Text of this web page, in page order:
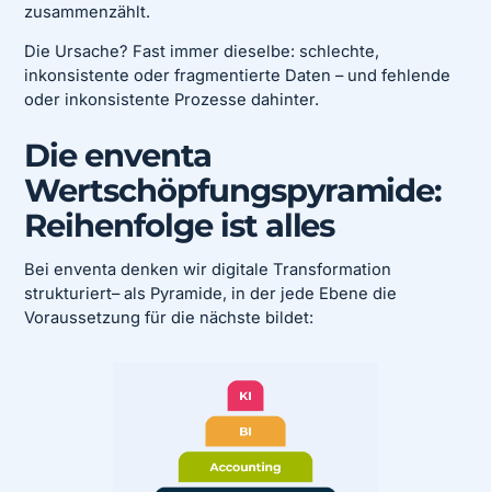
zusammenzählt.
Die Ursache? Fast immer dieselbe: schlechte,
inkonsistente oder fragmentierte Daten – und fehlende
oder inkonsistente Prozesse dahinter.
Die enventa
Wertschöpfungspyramide:
Reihenfolge ist alles
Bei enventa denken wir digitale Transformation
strukturiert– als Pyramide, in der jede Ebene die
Voraussetzung für die nächste bildet: